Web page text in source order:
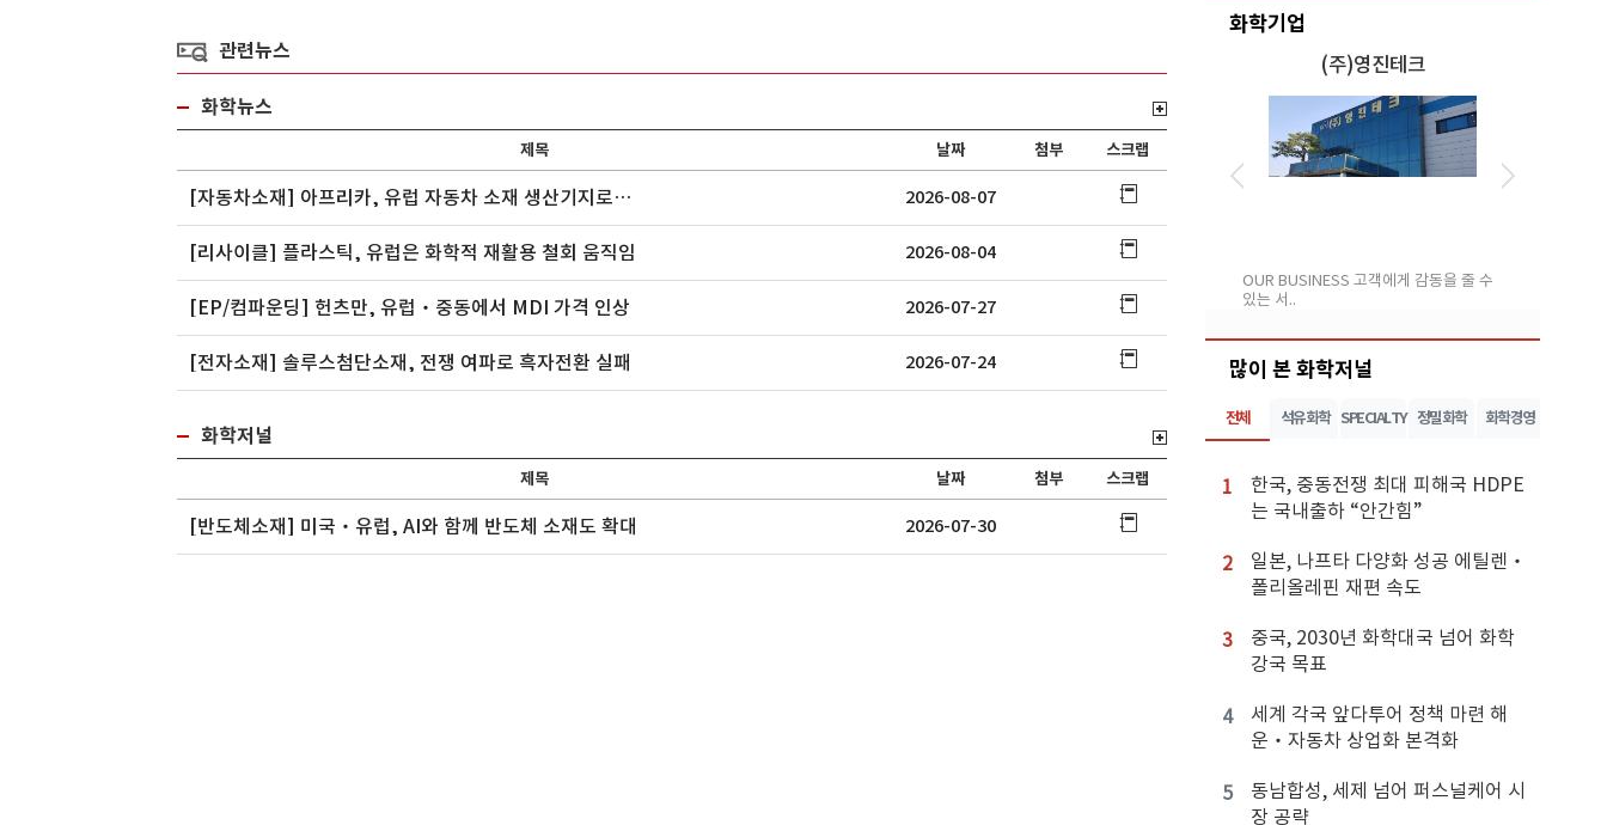
관련뉴스
화학뉴스
제목 날짜 첨부 스크랩
[자동차소재] 아프리카, 유럽 자동차 소재 생산기지로… 2026-08-07
[리사이클] 플라스틱, 유럽은 화학적 재활용 철회 움직임 2026-08-04
[EP/컴파운딩] 헌츠만, 유럽‧중동에서 MDI 가격 인상 2026-07-27
[전자소재] 솔루스첨단소재, 전쟁 여파로 흑자전환 실패 2026-07-24
화학저널
제목 날짜 첨부 스크랩
[반도체소재] 미국‧유럽, AI와 함께 반도체 소재도 확대 2026-07-30
화학기업
(주)대아콤텍
(주)대아콤텍은 2007년 설립아래 고 기능
쇼와코산은 일본의 KAO Coperation,
SUMI..
1970년 설립된 금호석유화학은 세계 최
계면활성제를 비롯 수지 첨가제, 윤활유
첨가제 등 각종..
(주)영진테크
OUR BUSINESS 고객에게 감동을 줄 수
있는 서..
많이 본 화학저널
전체 석유화학 SPECIALTY 정밀화학 화학경영
1
한국, 중동전쟁 최대 피해국 HDPE
는 국내출하 “안간힘”
2
일본, 나프타 다양화 성공 에틸렌‧
폴리올레핀 재편 속도
3
중국, 2030년 화학대국 넘어 화학
강국 목표
4
세계 각국 앞다투어 정책 마련 해
운‧자동차 상업화 본격화
5
동남합성, 세제 넘어 퍼스널케어 시
장 공략